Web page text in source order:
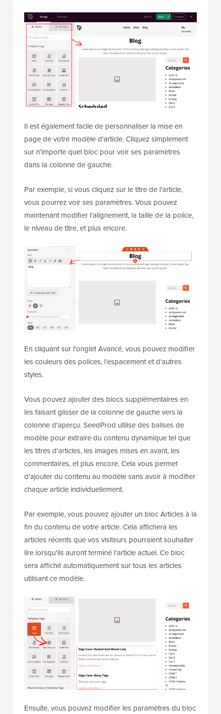
Il est également facile de personnaliser la mise en
page de votre modèle d'article. Cliquez simplement
sur n'importe quel bloc pour voir ses paramètres
dans la colonne de gauche.
Par exemple, si vous cliquez sur le titre de l'article,
vous pourrez voir ses paramètres. Vous pouvez
maintenant modifier l'alignement, la taille de la police,
le niveau de titre, et plus encore.
En cliquant sur l'onglet Avancé, vous pouvez modifier
les couleurs des polices, l'espacement et d'autres
styles.
Vous pouvez ajouter des blocs supplémentaires en
les faisant glisser de la colonne de gauche vers la
colonne d'aperçu. SeedProd utilise des balises de
modèle pour extraire du contenu dynamique tel que
les titres d'articles, les images mises en avant, les
commentaires, et plus encore. Cela vous permet
d'ajouter du contenu au modèle sans avoir à modifier
chaque article individuellement.
Par exemple, vous pouvez ajouter un bloc Articles à la
fin du contenu de votre article. Cela affichera les
articles récents que vos visiteurs pourraient souhaiter
lire lorsqu'ils auront terminé l'article actuel. Ce bloc
sera affiché automatiquement sur tous les articles
utilisant ce modèle.
Ensuite, vous pouvez modifier les paramètres du bloc